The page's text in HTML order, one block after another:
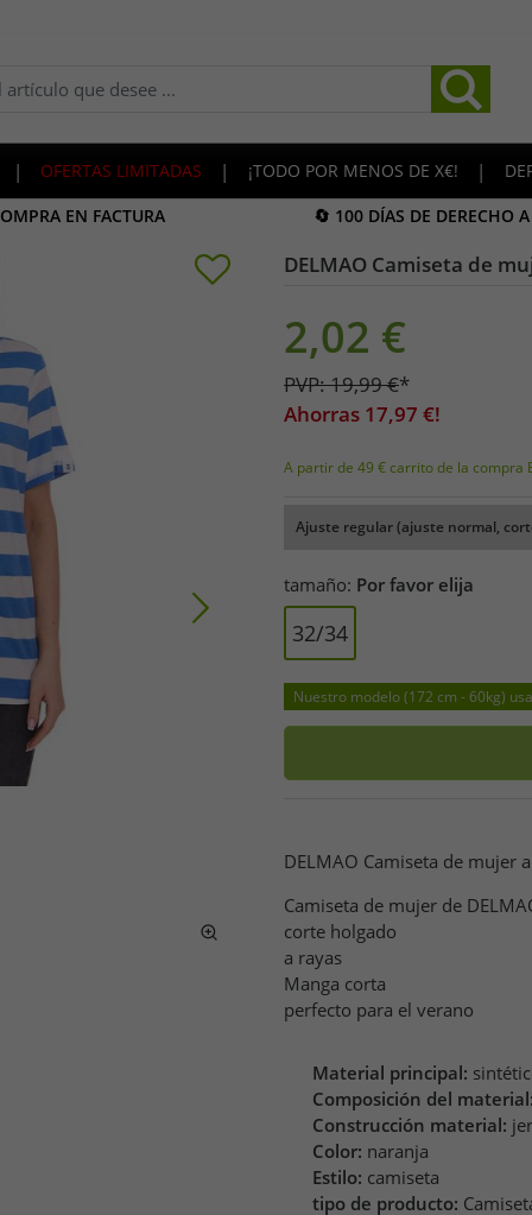
| OFERTAS LIMITADAS | ¡TODO POR MENOS DE X€! |
EN FACTURA
🔄 100 DÍAS DE DERECHO A
DELMAO Camiseta de
2,02 €
PVP:19,99€*
Ahorras 17,97 €!
A partir de 49 € carrito de la compra
Ajuste regular (ajuste normal,
tamaño: Por favor elija
32/34
Nuestro modelo (172 cm - 60kg)
DELMAO Camiseta de mujer
Camiseta de mujer de
corte holgado
a rayas
Manga corta
perfecto para el verano
Material principal:
Composición del material:
Construcción material:
Color: naranja
Estilo: camiseta
tipo de producto: